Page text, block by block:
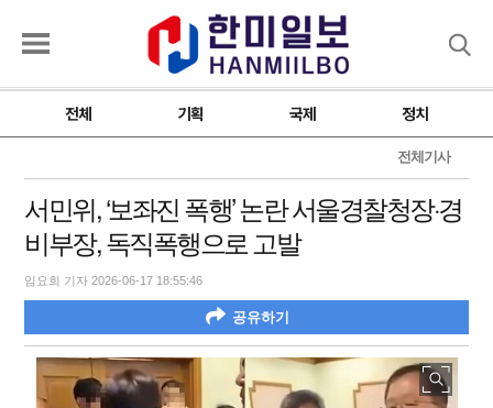
전체 기획 국제 정치
전체기사
서민위, ‘보좌진 폭행’ 논란 서울경찰청장·경
비부장, 독직폭행으로 고발
임요희 기자 2026-06-17 18:55:46
공유하기